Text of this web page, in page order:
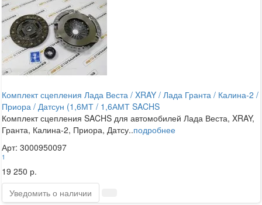
Комплект сцепления Лада Веста / XRAY / Лада Гранта / Калина-2 /
Приора / Датсун (1,6МТ / 1,6АМТ SACHS
Комплект сцепления SACHS для автомобилей Лада Веста, XRAY,
Гранта, Калина-2, Приора, Датсу..подробнее
Арт: 3000950097
1
19 250 р.
Уведомить о наличии